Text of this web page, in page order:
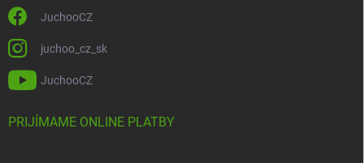
JuchooCZ
juchoo_cz_sk
JuchooCZ
PRIJÍMAME ONLINE PLATBY